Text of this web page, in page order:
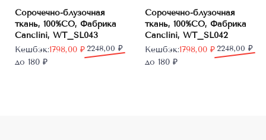
Сорочечно-блузочная
ткань, 100%CO, Фабрика
Canclini, WT_SL043
2248,00 ₽
Первоначальная
цена
1798,00 ₽
Текущая
цена:
Кешбэк:
до 180 ₽
Сорочечно-блузочная
ткань, 100%CO, Фабрика
Canclini, WT_SL042
2248,00 ₽
Первоначальная
цена
1798,00 ₽
Текущая
цена:
Кешбэк:
до 180 ₽